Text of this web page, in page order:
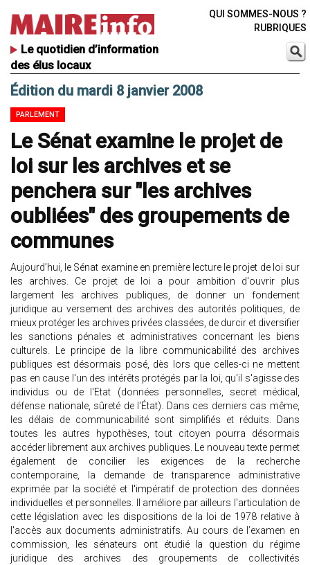
Le quotidien d’information
des élus locaux
QUI SOMMES-NOUS ?
RUBRIQUES
Édition du mardi 8 janvier 2008
PARLEMENT
Le Sénat examine le projet de
loi sur les archives et se
penchera sur "les archives
oubliées" des groupements de
communes
Aujourd’hui, le Sénat examine en première lecture le projet de loi sur
les archives. Ce projet de loi a pour ambition d'ouvrir plus
largement les archives publiques, de donner un fondement
juridique au versement des archives des autorités politiques, de
mieux protéger les archives privées classées, de durcir et diversifier
les sanctions pénales et administratives concernant les biens
culturels. Le principe de la libre communicabilité des archives
publiques est désormais posé, dès lors que celles-ci ne mettent
pas en cause l'un des intérêts protégés par la loi, qu'il s'agisse des
individus ou de l'Etat (données personnelles, secret médical,
défense nationale, sûreté de l'État). Dans ces derniers cas même,
les délais de communicabilité sont simplifiés et réduits. Dans
toutes les autres hypothèses, tout citoyen pourra désormais
accéder librement aux archives publiques. Le nouveau texte permet
également de concilier les exigences de la recherche
contemporaine, la demande de transparence administrative
exprimée par la société et l'impératif de protection des données
individuelles et personnelles. Il améliore par ailleurs l'articulation de
cette législation avec les dispositions de la loi de 1978 relative à
l'accès aux documents administratifs. Au cours de l’examen en
commission, les sénateurs ont étudié la question du régime
juridique des archives des groupements de collectivités